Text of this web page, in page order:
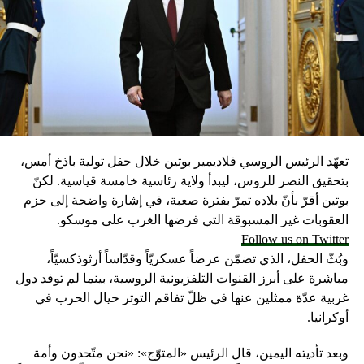
ساعتين ونصف الساعة”.
وفي حين أكدت مجلة “أوتلوك” الهندية (أسبوعية خاصة) أن
السعودية لا تعترف رسمياً بإسرائيل، ولا تسمح بعبور أي طائرات
متوجهة إلى تل أبيب عبر مجالها الجوي- عنونت الصحيفة أن
إعلان “هآرتس” موافقة الرياض على استخدام نيودلهي مجالها
الجوي يعدُّ “نجاحاً كبيراً للدبلوماسية” الهندية.
غير أن المجلة، كنظيرتها “إنديا توداي”، لم تنقل أي تأكيدات
رسمية عن الجانب الهندي، مكتفيةً باستعراض التأثيرات الإيجابية
التي قد تعكسها موافقة الرياض، على حركة الطيران من نيودلهي
إلى تل أبيب، لا سيما المتعلقة بالتكلفة والمدة الزمنية للرحلة
بالنسبة للخطوط الهندية.
من أين كانت تمر الطائرات الهندية؟
وتستغرق الرحلة من مدينة مومباي (غرب الهند) إلى تل أبيب،
إلى الهند. ونظراً إلى أن نيودلهي تعد وجهةً جديدة لا تنطلق منها
تعهّد الرئيس الروسي فلاديمير بوتين خلال حفل تولية باذخ أمس،
بتحقيق النصر للروس، ليبدأ ولاية رئاسية خامسة قياسية. لكنّ
بوتين أقرّ بأنّ بلاده تمرّ بفترة صعبة، في إشارة واضحة إلى حزم
العقوبات غير المسبوقة التي فرضها الغرب على موسكو.
Follow us on Twitter
وبُثّ الحفل، الذي تضمّن عرضاً عسكريّاً وقدّاساً أرثوذكسيّاً،
مباشرة على أبرز القنوات التلفزيونية الروسية، بينما لم توفد دول
غربية عدّة ممثلين عنها في ظلّ تفاقم التوتر حيال الحرب في
أوكرانيا.
وبعد تأديته اليمين، قال الرئيس «المتوّج»: «نحن متّحدون وأمة